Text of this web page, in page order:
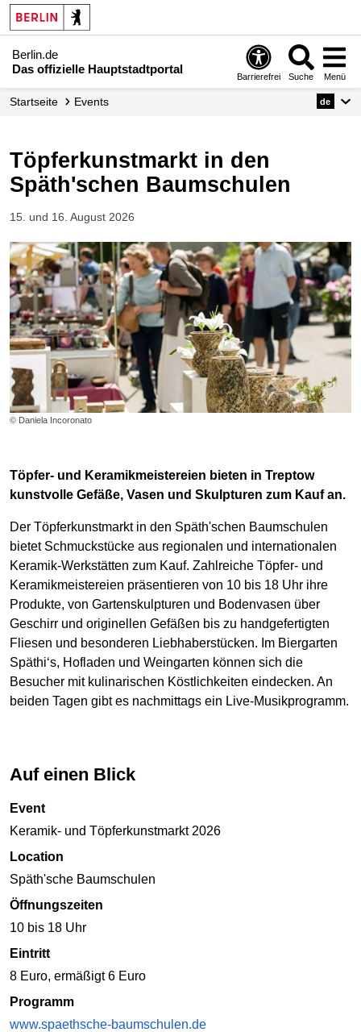
Berlin.de
Das offizielle Hauptstadtportal
Barrierefrei Suche Menü
Startseite Events de
Töpferkunstmarkt in den
Späth'schen Baumschulen
15. und 16. August 2026
© Daniela Incoronato
Töpfer- und Keramikmeistereien bieten in Treptow
kunstvolle Gefäße, Vasen und Skulpturen zum Kauf an.
Der Töpferkunstmarkt in den Späth'schen Baumschulen
bietet Schmuckstücke aus regionalen und internationalen
Keramik-Werkstätten zum Kauf. Zahlreiche Töpfer- und
Keramikmeistereien präsentieren von 10 bis 18 Uhr ihre
Produkte, von Gartenskulpturen und Bodenvasen über
Geschirr und originellen Gefäßen bis zu handgefertigten
Fliesen und besonderen Liebhaberstücken. Im Biergarten
Späthi‘s, Hofladen und Weingarten können sich die
Besucher mit kulinarischen Köstlichkeiten eindecken. An
beiden Tagen gibt es nachmittags ein Live-Musikprogramm.
Auf einen Blick
Event
Keramik- und Töpferkunstmarkt 2026
Location
Späth'sche Baumschulen
Öffnungszeiten
10 bis 18 Uhr
Eintritt
8 Euro, ermäßigt 6 Euro
Programm
www.spaethsche-baumschulen.de